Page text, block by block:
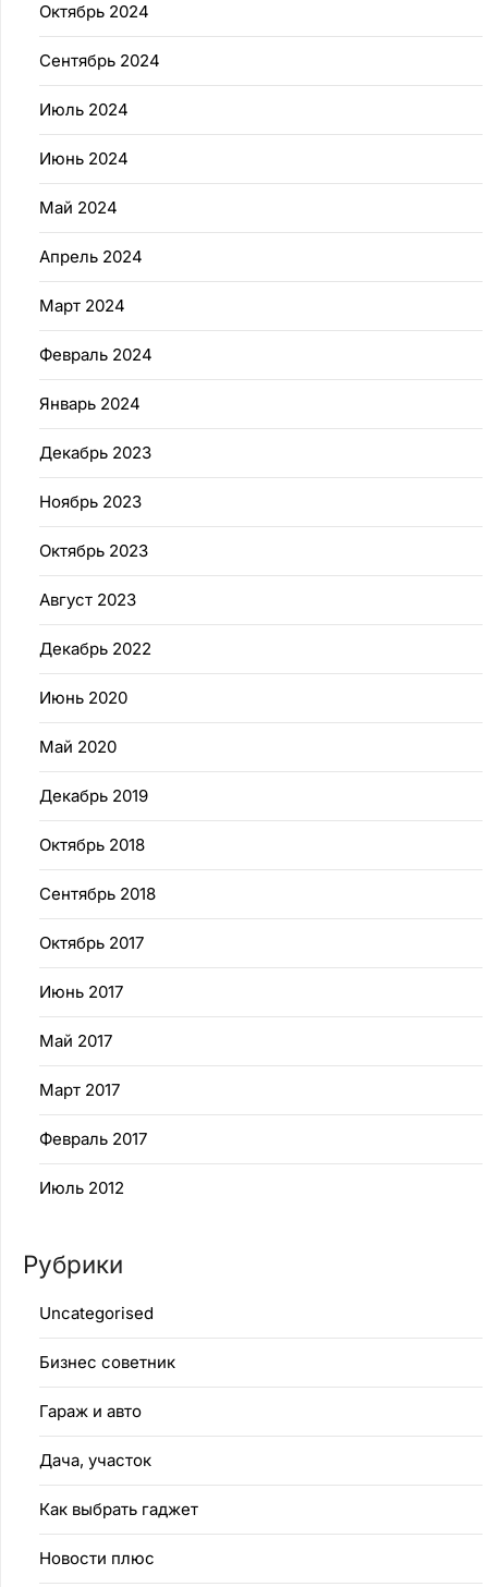
Октябрь 2024
Сентябрь 2024
Июль 2024
Июнь 2024
Май 2024
Апрель 2024
Март 2024
Февраль 2024
Январь 2024
Декабрь 2023
Ноябрь 2023
Октябрь 2023
Август 2023
Декабрь 2022
Июнь 2020
Май 2020
Декабрь 2019
Октябрь 2018
Сентябрь 2018
Октябрь 2017
Июнь 2017
Май 2017
Март 2017
Февраль 2017
Июль 2012
Рубрики
Uncategorised
Бизнес советник
Гараж и авто
Дача, участок
Как выбрать гаджет
Новости плюс